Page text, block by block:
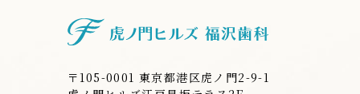
〒105-0001 東京都港区虎ノ門2-9-1